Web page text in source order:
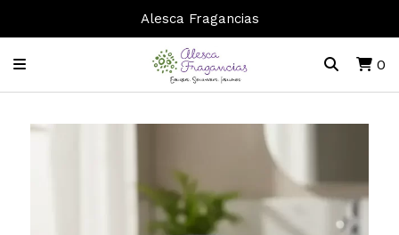
Alesca Fragancias
0